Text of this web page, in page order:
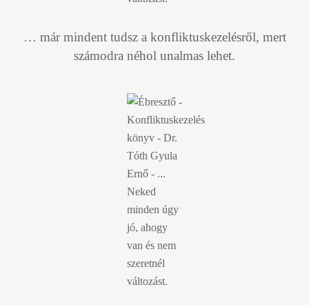
… már mindent tudsz a konfliktuskezelésről, mert
számodra néhol unalmas lehet.